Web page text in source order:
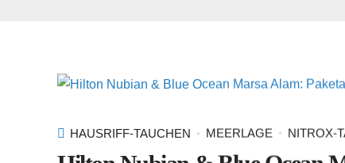
HAUSRIFF-TAUCHEN MEERLAGE NITROX-